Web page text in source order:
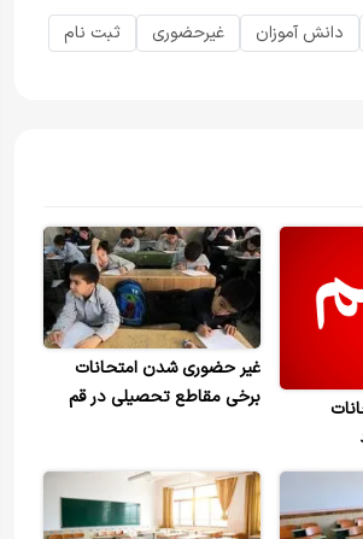
دانش آموزان غیرحضوری ثبت نام
غیر حضوری شدن امتحانات
برخی مقاطع تحصیلی در قم